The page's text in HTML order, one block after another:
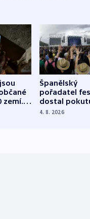
zemí.
Španělský
pořadatel
dostal
nekalé
4. 8. 2026